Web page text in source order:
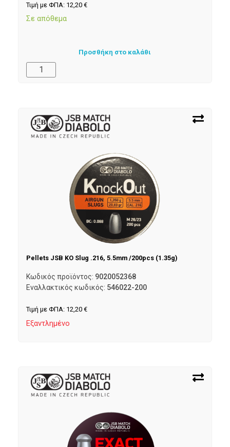
Τιμή με ΦΠΑ: 12,20 €
Σε απόθεμα
Προσθήκη στο καλάθι
Pellets JSB KO Slug .216, 5.5mm /200pcs (1.35g)
Κωδικός προϊόντος: 9020052368
Εναλλακτικός κωδικός: 546022-200
Τιμή με ΦΠΑ: 12,20 €
Εξαντλημένο